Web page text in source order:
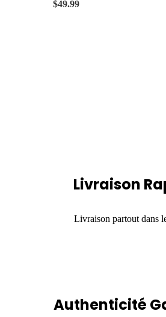
$49.99
Livraison
Livraison partout dans
Authenticité